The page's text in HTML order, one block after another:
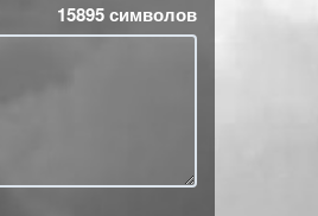
15895символов